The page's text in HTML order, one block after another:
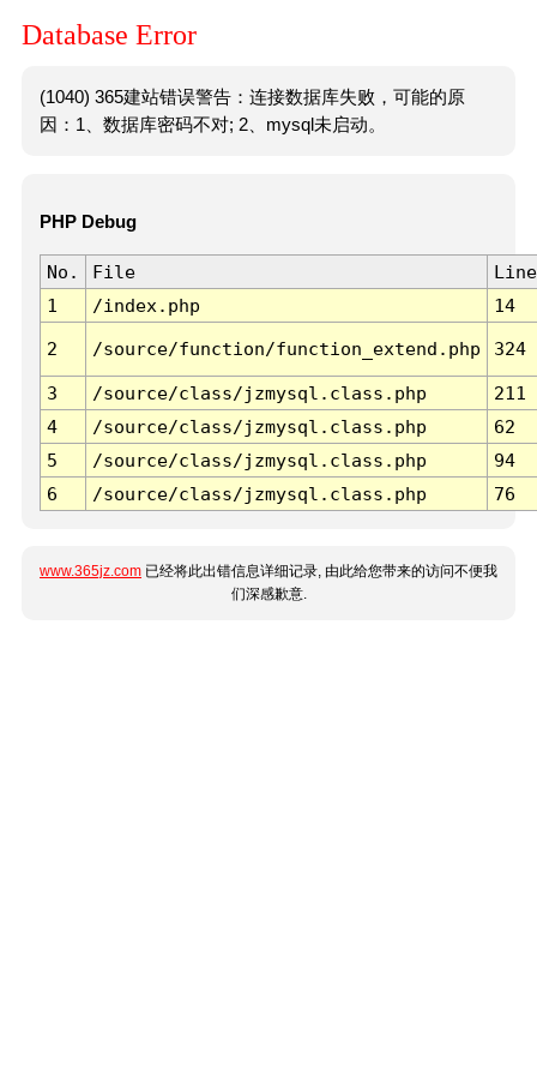
Database Error
(1040) 365建站错误警告：连接数据库失败，可能的原
因：1、数据库密码不对; 2、mysql未启动。
PHP Debug
No. File
Line
1
/index.php 14
2 /source/function/function_extend.php 324
3 /source/class/jzmysql.class.php
211
4
/source/class/jzmysql.class.php
62
5
/source/class/jzmysql.class.php
94
6
/source/class/jzmysql.class.php 76
www.365jz.com 已经将此出错信息详细记录, 由此给您带来的访问不便我
们深感歉意.